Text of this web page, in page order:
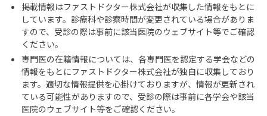
掲載情報はファストドクター株式会社が収集した情報をもとに
しています。診療科や診察時間が変更されている場合がありま
すので、受診の際は事前に該当医院のウェブサイト等でご確認
ください。
専門医の在籍情報については、各専門医を認定する学会などの
情報をもとにファストドクター株式会社が独自に収集しており
ます。適切な情報提供を心掛けておりますが、情報が更新され
ている可能性がありますので、受診の際は事前に各学会や該当
医院のウェブサイト等をご確認ください。